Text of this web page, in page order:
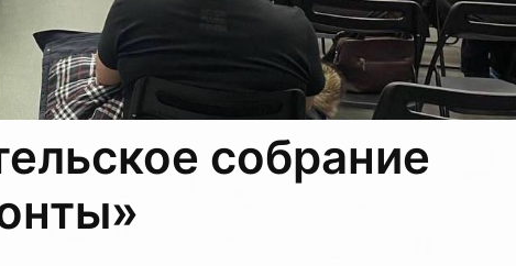
собрание